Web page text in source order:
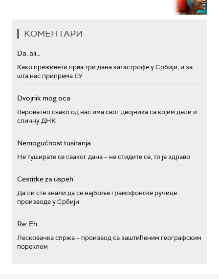
КОМЕНТАРИ
Da, ali...
Како преживети прва три дана катастрофе у Србији, и за
шта нас припрема ЕУ
Dvojnik mog oca
Вероватно свако од нас има свог двојника са којим дели и
сличну ДНК
Nemogućnost tusiranja
Не туширате се сваког дана – не стидите се, то је здраво
Cestitke za uspeh
Да ли сте знали да се најбоље грамофонске ручице
производе у Србији
Re: Eh...
Лесковачка спржа – производ са заштићеним географским
пореклом